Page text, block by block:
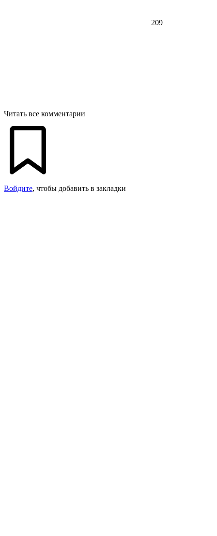
209
Читать все комментарии
Войдите, чтобы добавить в закладки